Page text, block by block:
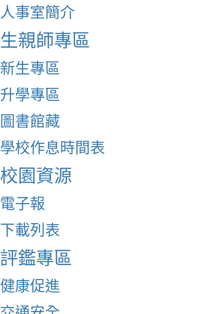
人事室簡介
生親師專區
新生專區
升學專區
圖書館藏
學校作息時間表
校園資源
電子報
下載列表
評鑑專區
健康促進